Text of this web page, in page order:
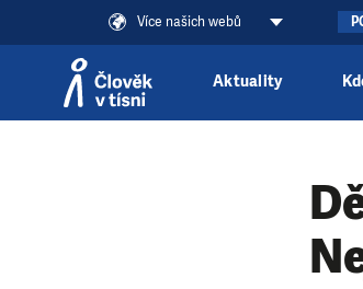
Více našich webů
Aktuality